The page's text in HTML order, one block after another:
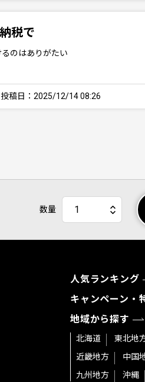
税で
のはありがたい
投稿日：2025/12/14 08:26
数量
人気ランキング
キャンペーン・
地域から探す
北海道 東北地
近畿地方
中国
九州地方
沖縄